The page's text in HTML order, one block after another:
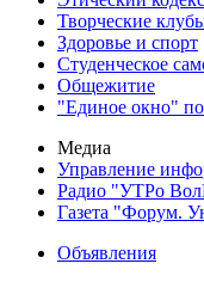
Творческие
Здоровье и спорт
Студенческое
Общежитие
"Единое окно"
Медиа
Управление
Радио "УТРо
Газета "Форум.
Объявления